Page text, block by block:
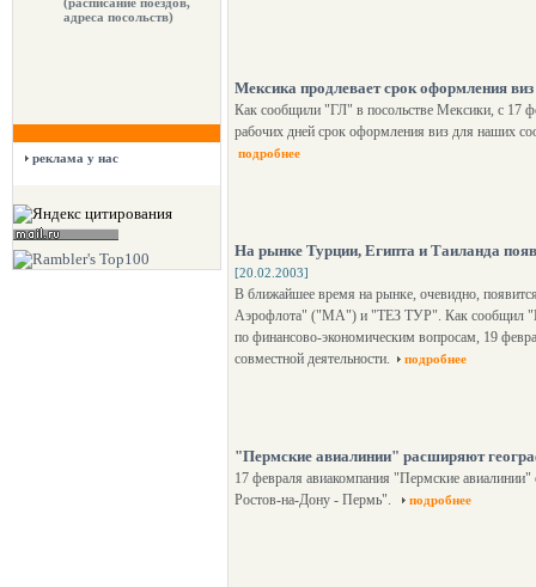
адреса посольств)
реклама у нас
Мексика продлевает срок оформления виз
Как сообщили "ГЛ" в посольстве Мексики, с 17
рабочих дней срок оформления виз для наших
подробнее
На рынке Турции, Египта и Таиланда
[20.02.2003]
В ближайшее время на рынке, очевидно,
Аэрофлота" ("МА") и "ТЕЗ ТУР". Как сообщил
по финансово-экономическим вопросам, 19
совместной деятельности.
подробнее
"Пермские авиалинии" расширяют
17 февраля авиакомпания "Пермские
Ростов-на-Дону - Пермь".
подробнее